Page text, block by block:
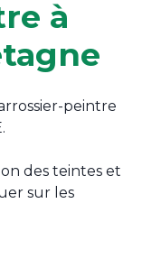
à
peintre
des teintes et
sur les